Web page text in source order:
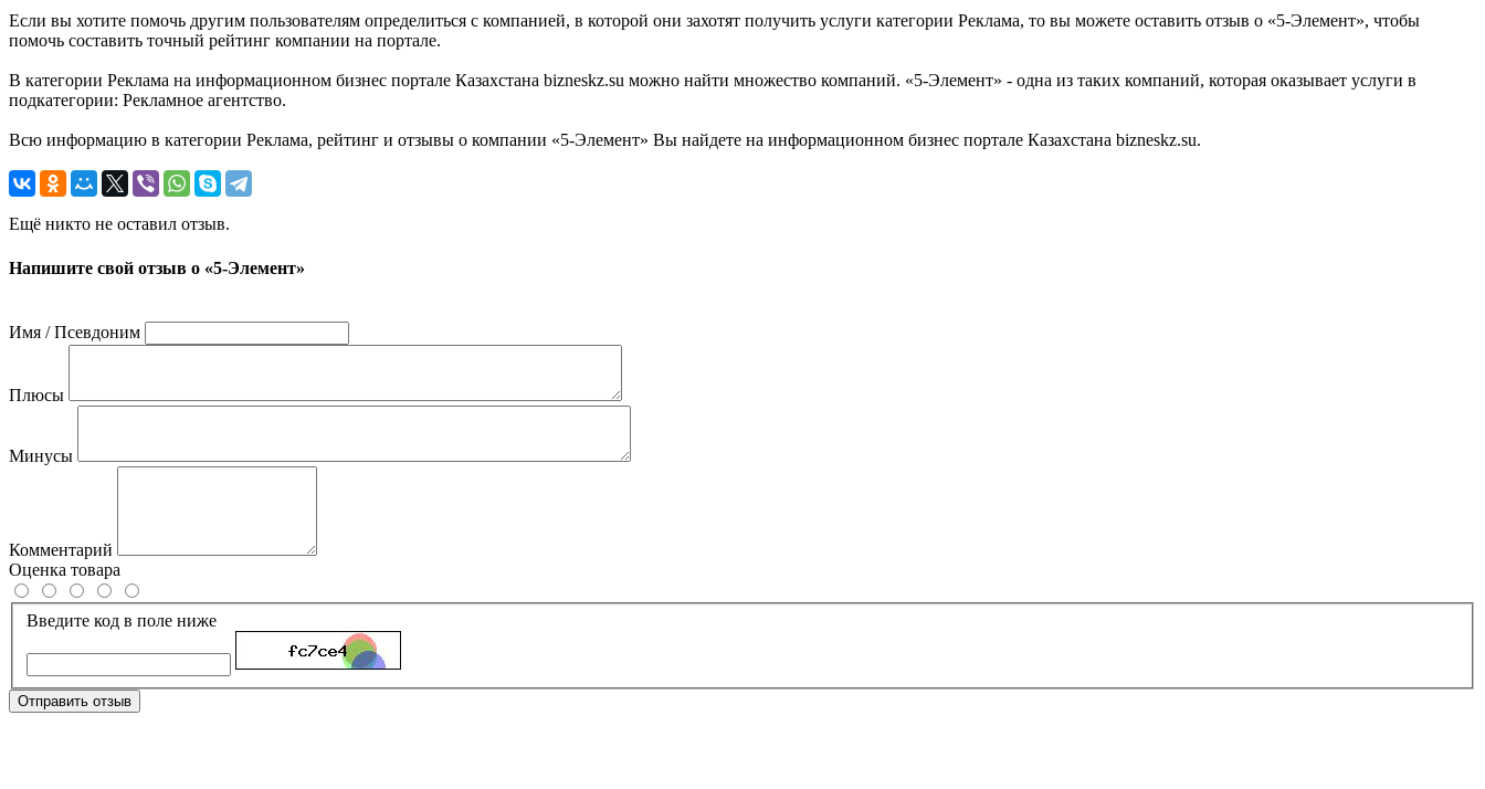
Если вы хотите помочь другим пользователям определиться с компанией, в которой они захотят получить услуги категории Реклама, то вы можете оставить отзыв о «5-Элемент», чтобы
помочь составить точный рейтинг компании на портале.
В категории Реклама на информационном бизнес портале Казахстана bizneskz.su можно найти множество компаний. «5-Элемент» - одна из таких компаний, которая оказывает услуги в
подкатегории: Рекламное агентство.
Всю информацию в категории Реклама, рейтинг и отзывы о компании «5-Элемент» Вы найдете на информационном бизнес портале Казахстана bizneskz.su.
Ещё никто не оставил отзыв.
Напишите свой отзыв о «5-Элемент»
Имя / Псевдоним
Плюсы
Минусы
Комментарий
Оценка товара
Введите код в поле ниже
Отправить отзыв